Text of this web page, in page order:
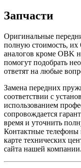
Запчасти
Оригинальные
полную стоимость, их
аналогов кроме OBK
помогут подобрать
ответят на любые
Замена передних
соответствии с
использованием
сопровождается
время и уточнить
Контактные
карте технических
сайта нашей компании.